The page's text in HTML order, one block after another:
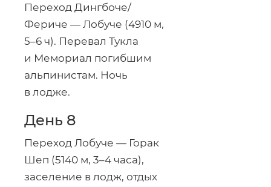
Переход Дингбоче/
Фериче — Лобуче (4910 м,
5–6 ч). Перевал Тукла
и Мемориал погибшим
альпинистам. Ночь
в лодже.
День 8
Переход Лобуче — Горак
Шеп (5140 м, 3–4 часа),
заселение в лодж, отдых